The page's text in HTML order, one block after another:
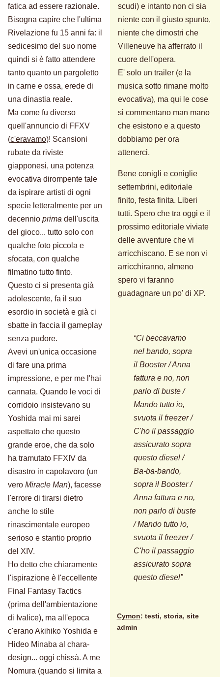
fatica ad essere razionale.
Bisogna capire che l'ultima
Rivelazione fu 15 anni fa: il
sedicesimo del suo nome
quindi si è fatto attendere
tanto quanto un pargoletto
in carne e ossa, erede di
una dinastia reale.
Ma come fu diverso
quell'annuncio di FFXV
(c'eravamo)! Scansioni
rubate da riviste
giapponesi, una potenza
evocativa dirompente tale
da ispirare artisti di ogni
specie letteralmente per un
decennio prima dell'uscita
del gioco... tutto solo con
qualche foto piccola e
sfocata, con qualche
filmatino tutto finto.
Questo ci si presenta già
adolescente, fa il suo
esordio in società e già ci
sbatte in faccia il gameplay
senza pudore.
Avevi un'unica occasione
di fare una prima
impressione, e per me l'hai
cannata. Quando le voci di
corridoio insistevano su
Yoshida mai mi sarei
aspettato che questo
grande eroe, che da solo
ha tramutato FFXIV da
disastro in capolavoro (un
vero Miracle Man), facesse
l'errore di tirarsi dietro
anche lo stile
rinascimentale europeo
serioso e stantio proprio
del XIV.
Ho detto che chiaramente
l'ispirazione è l'eccellente
Final Fantasy Tactics
(prima dell'ambientazione
di Ivalice), ma all'epoca
c'erano Akihiko Yoshida e
Hideo Minaba al chara-
design... oggi chissà. A me
Nomura (quando si limita a
scudi) e intanto non ci sia
niente con il giusto spunto,
niente che dimostri che
Villeneuve ha afferrato il
cuore dell'opera.
E' solo un trailer (e la
musica sotto rimane molto
evocativa), ma qui le cose
si commentano man mano
che esistono e a questo
dobbiamo per ora
attenerci.
Bene conigli e coniglie
settembrini, editoriale
finito, festa finita. Liberi
tutti. Spero che tra oggi e il
prossimo editoriale viviate
delle avventure che vi
arricchiscano. E se non vi
arricchiranno, almeno
spero vi faranno
guadagnare un po' di XP.
“Ci beccavamo
nel bando, sopra
il Booster / Anna
fattura e no, non
parlo di buste /
Mando tutto io,
svuota il freezer /
C'ho il passaggio
assicurato sopra
questo diesel /
Ba-ba-bando,
sopra il Booster /
Anna fattura e no,
non parlo di buste
/ Mando tutto io,
svuota il freezer /
C'ho il passaggio
assicurato sopra
questo diesel”
Cymon: testi, storia, site
admin